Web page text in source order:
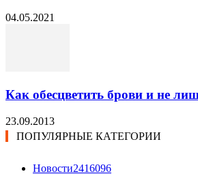
04.05.2021
Как обесцветить брови и не
23.09.2013
ПОПУЛЯРНЫЕ КАТЕГОРИИ
Новости2416096